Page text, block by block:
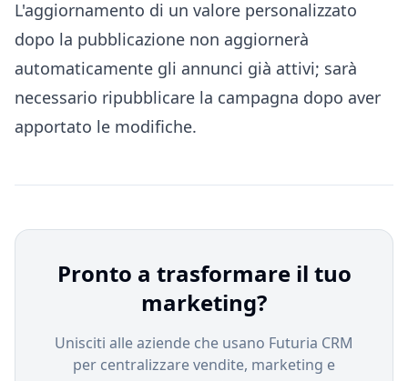
L'aggiornamento di un valore personalizzato
dopo la pubblicazione non aggiornerà
automaticamente gli annunci già attivi; sarà
necessario ripubblicare la campagna dopo aver
apportato le modifiche.
Pronto a trasformare il tuo
marketing?
Unisciti alle aziende che usano Futuria CRM
per centralizzare vendite, marketing e